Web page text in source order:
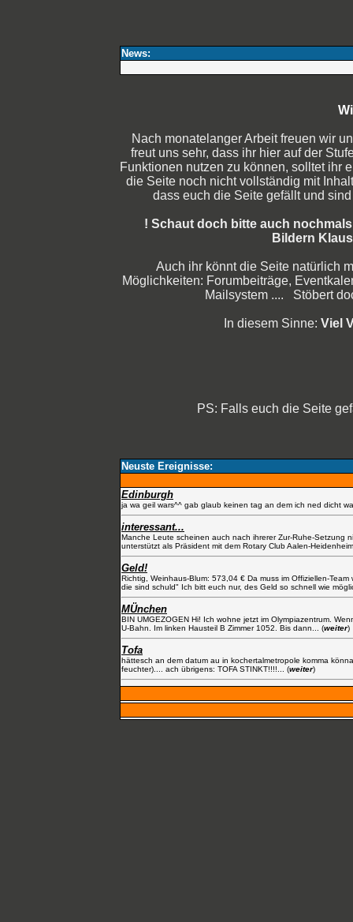
News:
Nach monatelanger Arbeit freuen wir
freut uns sehr, dass ihr hier auf der
Funktionen nutzen zu können, solltet ihr
die Seite noch nicht vollständig mit
dass euch die Seite gefällt und
! Schaut doch bitte auch
Bildern
Auch ihr könnt die Seite natürlich
Möglichkeiten: Forumbeiträge,
Mailsystem .... Stöbert
In diesem Sinne: Viel
PS: Falls euch die Seite
Neuste Ereignisse:
Edinburgh
ja wa geil wars^^ gab glaub keinen tag an dem ich ned dicht
interessant...
Manche Leute scheinen auch nach ihrerer Zur-Ruhe-Setzung
unterstützt als Präsident mit dem Rotary Club Aalen-
Geld!
Richtig, Weinhaus-Blum: 573,04 € Da muss im Offiziellen-
die sind schuld" Ich bitt euch nur, des Geld so schnell wie
MÜnchen
BIN UMGEZOGEN Hi! Ich wohne jetzt im Olympiazentrum.
U-Bahn. Im linken Hausteil B Zimmer 1052. Bis dann... (weiter)
Tofa
hättesch an dem datum au in kochertalmetropole komma
feuchter).... ach übrigens: TOFA STINKT!!!!... (weiter)